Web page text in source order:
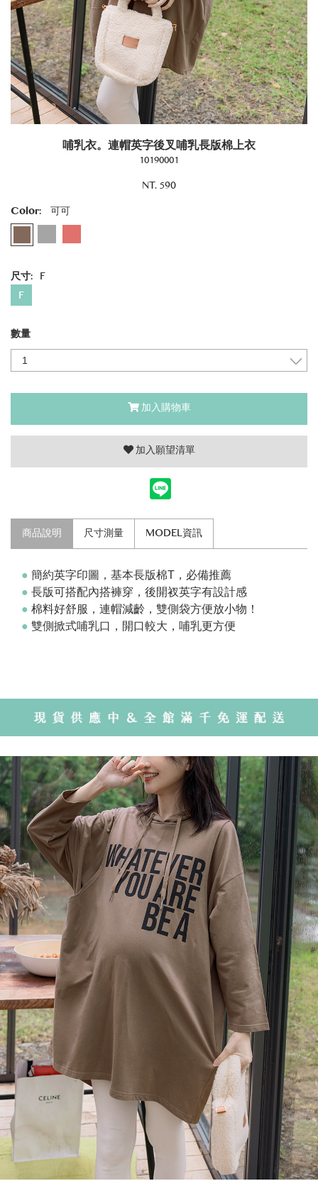
哺乳衣。連帽英字後叉哺乳長版棉上衣
10190001
NT. 590
Color:
可可
尺寸: F
F
數量
加入購物車
加入願望清單
商品說明 尺寸測量 MODEL資訊
● 簡約英字印圖，基本長版棉T，必備推薦
● 長版可搭配內搭褲穿，後開衩英字有設計感
● 棉料好舒服，連帽減齡，雙側袋方便放小物！
● 雙側掀式哺乳口，開口較大，哺乳更方便